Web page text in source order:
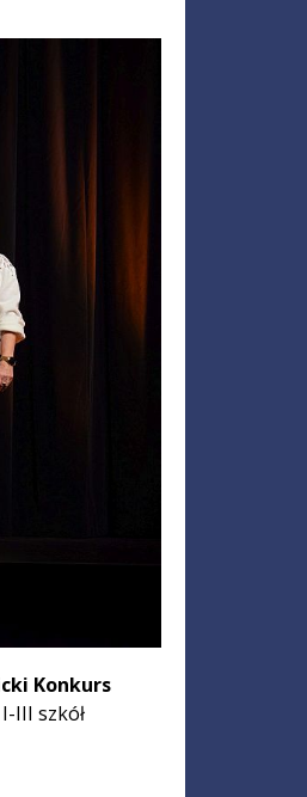
Konkurs
III szkół